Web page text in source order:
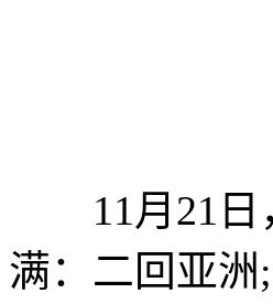
11月21日
满：二回亚